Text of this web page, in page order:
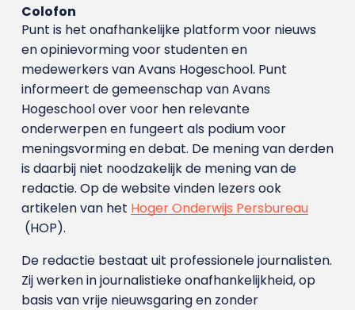
Colofon
Punt is het onafhankelijke platform voor nieuws
en opinievorming voor studenten en
medewerkers van Avans Hoge­school. Punt
informeert de gemeenschap van Avans
Hogeschool over voor hen relevante
onderwerpen en fungeert als podium voor
meningsvorming en debat. De mening van derden
is daarbij niet noodzakelijk de mening van de
redactie. Op de website vinden lezers ook
artikelen van het Hoger Onderwijs Persbureau
(HOP).
De redactie bestaat uit professionele journalisten.
Zij werken in journalistieke onafhankelijkheid, op
basis van vrije nieuwsgaring en zonder